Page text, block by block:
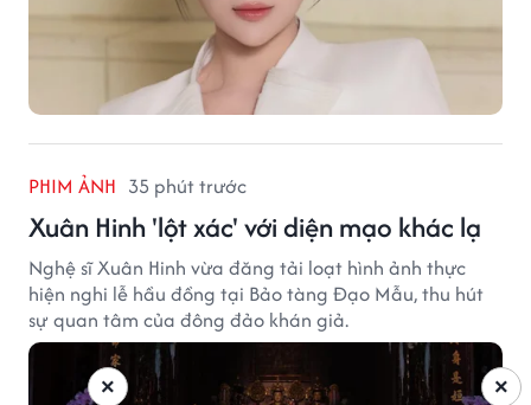
PHIM ẢNH 35 phút trước
Xuân Hinh 'lột xác' với diện mạo khác lạ
Nghệ sĩ Xuân Hinh vừa đăng tải loạt hình ảnh thực
hiện nghi lễ hầu đồng tại Bảo tàng Đạo Mẫu, thu hút
sự quan tâm của đông đảo khán giả.
×
×